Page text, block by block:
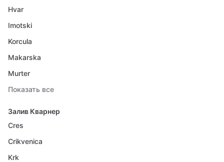
Hvar
Imotski
Korcula
Makarska
Murter
Показать все
Залив Кварнер
Cres
Crikvenica
Krk